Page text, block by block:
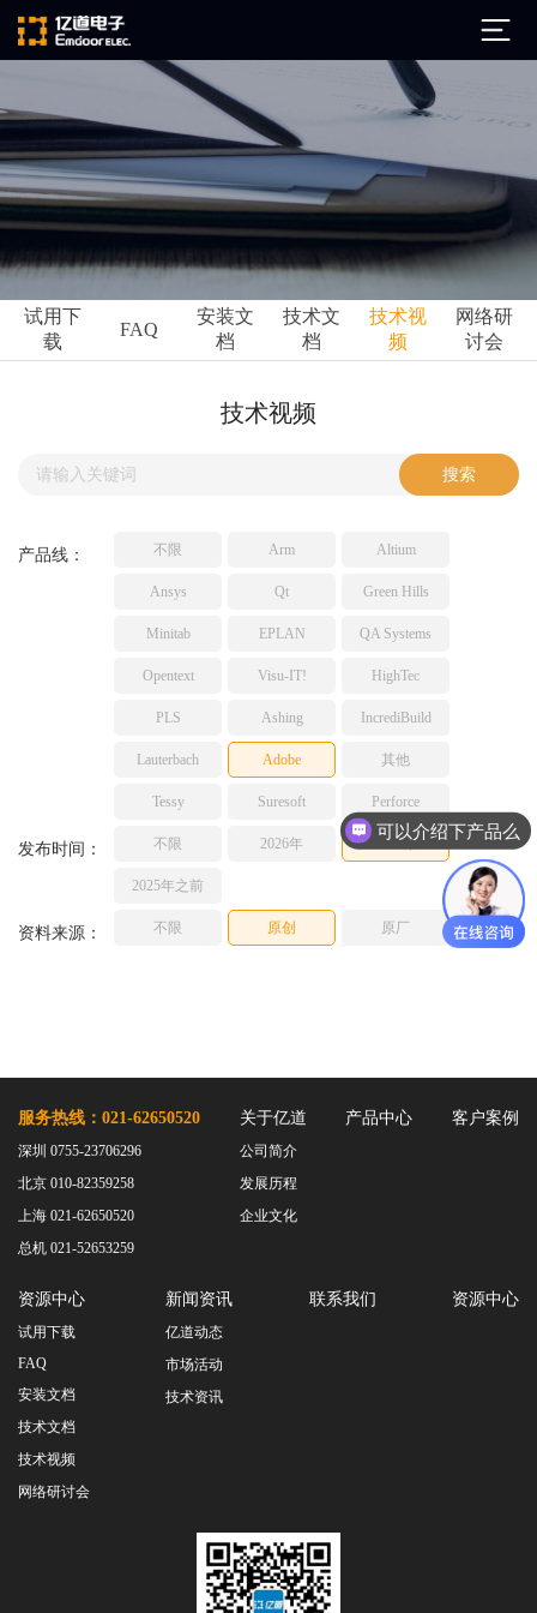
公司简介
发展历程
企业文化
ARM
Ansys
Perforce
TESSY
亿道动态
市场活动
技术文档
网络研讨会
试用下
载
FAQ
安装文
档
技术文
档
技术视
频
网络研
讨会
技术视频
产品线： 不限 Arm Altium
Ansys Qt Green Hills
Minitab EPLAN QA Systems
Opentext Visu-IT! HighTec
PLS Ashing IncrediBuild
Lauterbach Adobe 其他
Tessy Suresoft Perforce
发布时间： 不限 2026年 2025年
2025年之前
资料来源： 不限 原创 原厂
服务热线：021-62650520
深圳 0755-23706296
北京 010-82359258
上海 021-62650520
总机 021-52653259
关于亿道
公司简介
发展历程
企业文化
产品中心 客户案例
资源中心
试用下载
FAQ
安装文档
技术文档
技术视频
网络研讨会
新闻资讯
亿道动态
市场活动
技术资讯
联系我们 资源中心
可以介绍下产品么